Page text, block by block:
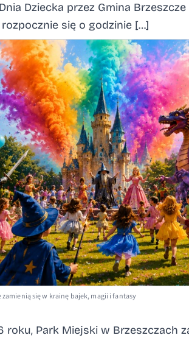
Dziecka przez Gmina
się o godzinie […]
zamienią się w krainę bajek, magii i fantasy
roku, Park Miejski w Brzeszczach